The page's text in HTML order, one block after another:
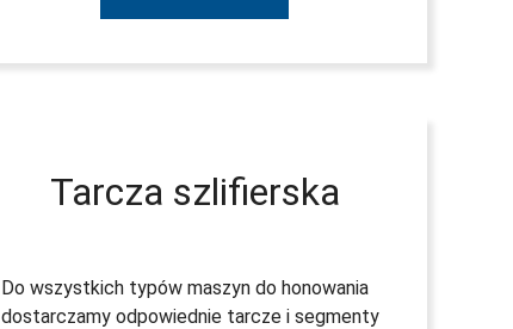
Tarcza szlifierska
Do wszystkich typów maszyn do honowania
dostarczamy odpowiednie tarcze i segmenty